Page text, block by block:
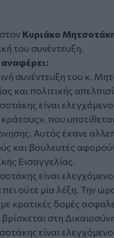
Κυριάκο
του συνέντευξη.
συνέντευξη του κ.
και πολιτικής
είναι
που
Αυτός έκανε
και βουλευτές
Εισαγγελίας.
είναι
πει ούτε μία λέξη. Την
κρατικές δομές
στη
είναι